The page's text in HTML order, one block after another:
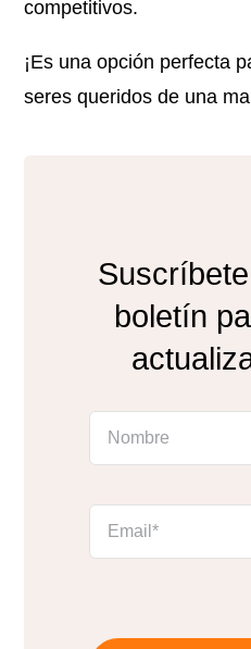
competitivos.
¡Es una opción perfecta
seres queridos de una
boletín